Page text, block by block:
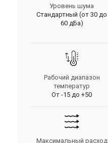
Уровень шума
Стандартный (от 30 до
60 дБа)
Рабочий диапазон
температур
От -15 до +50
Максимальный расход